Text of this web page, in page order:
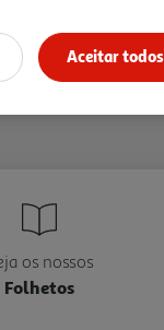
de
os nossos
Folhetos
Aceitar